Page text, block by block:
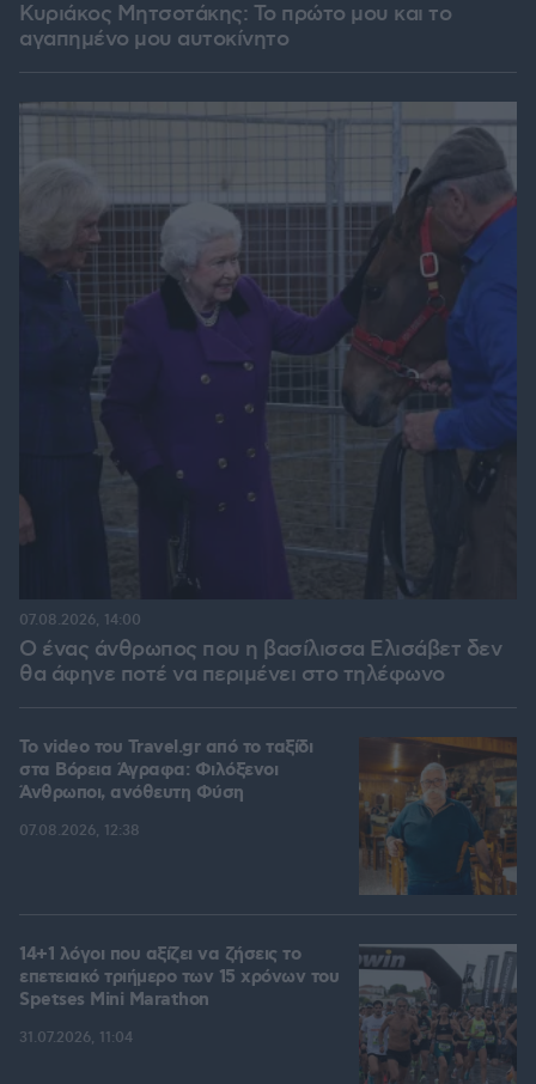
Κυριάκος Μητσοτάκης: Το πρώτο μου και το
αγαπημένο μου αυτοκίνητο
Ο ένας άνθρωπος που η βασίλισσα Ελισάβετ δεν
θα άφηνε ποτέ να περιμένει στο τηλέφωνο
07.08.2026, 14:00
To video του Travel.gr από το ταξίδι
στα Βόρεια Άγραφα: Φιλόξενοι
Άνθρωποι, ανόθευτη Φύση
07.08.2026, 12:38
14+1 λόγοι που αξίζει να ζήσεις το
επετειακό τριήμερο των 15 χρόνων του
Spetses Mini Marathon
31.07.2026, 11:04